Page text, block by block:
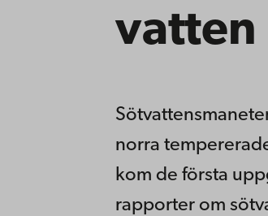
vatten
norra
kom de första
rapporter om